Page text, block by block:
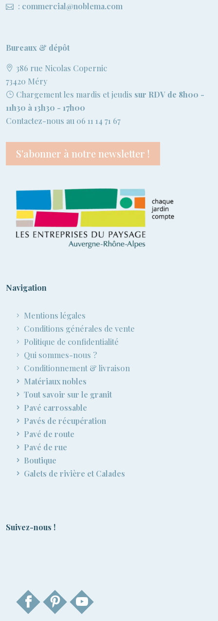
: commercial@noblema.com
Bureaux & dépôt
386 rue Nicolas Copernic
73420 Méry
Chargement les mardis et jeudis sur RDV de 8h00 -
11h30 à 13h30 - 17h00
Contactez-nous au 06 11 14 71 67
S'abonner à notre newsletter !
Navigation
Mentions légales
Conditions générales de vente
Politique de confidentialité
Qui sommes-nous ?
Conditionnement & livraison
Matériaux nobles
Tout savoir sur le granit
Pavé carrossable
Pavés de récupération
Pavé de route
Pavé de rue
Boutique
Galets de rivière et Calades
Suivez-nous !